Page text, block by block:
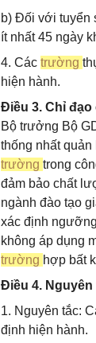
b) Đối với tuyển
ít nhất 45 ngày
4. Các trường
hiện hành.
Điều 3. Chỉ
Bộ trưởng Bộ
thống nhất quản
trường trong
đảm bảo chất
ngành đào tạo
xác định
không áp dụng
trường hợp bất
Điều 4.
1. Nguyên tắc:
định hiện hành.